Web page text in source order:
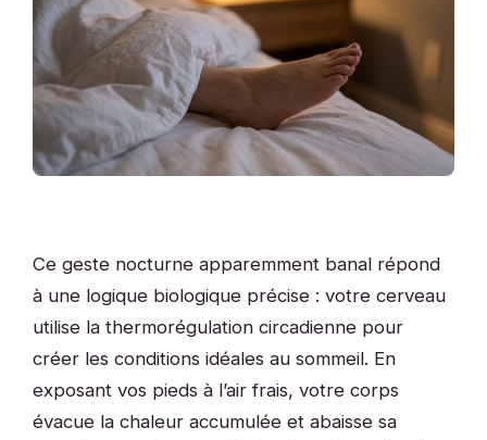
Ce geste nocturne apparemment banal répond
à une logique biologique précise : votre cerveau
utilise la thermorégulation circadienne pour
créer les conditions idéales au sommeil. En
exposant vos pieds à l’air frais, votre corps
évacue la chaleur accumulée et abaisse sa